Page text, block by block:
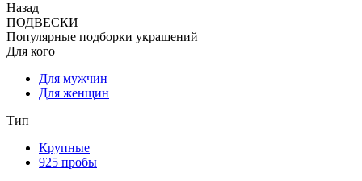
Назад
ПОДВЕСКИ
Популярные подборки украшений
Для кого
Для мужчин
Для женщин
Тип
Крупные
925 пробы